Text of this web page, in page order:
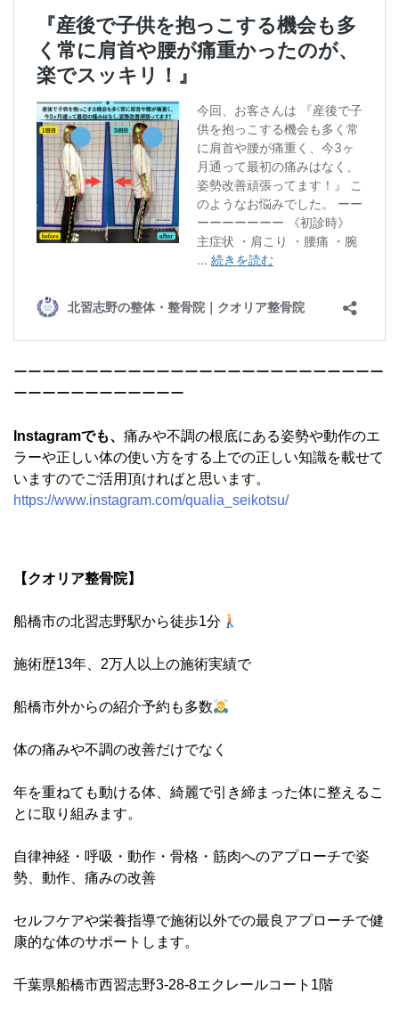
ーーーーーーーーーーーーーーーーーーーーーーーーーー
ーーーーーーーーーーーー
Instagramでも、 痛みや不調の根底にある姿勢や動作のエ
ラーや正しい体の使い方をする上での正しい知識を載せて
いますのでご活用頂ければと思います。
https://www.instagram.com/qualia_seikotsu/
【クオリア整骨院】
船橋市の北習志野駅から徒歩1分
施術歴13年、2万人以上の施術実績で
船橋市外からの紹介予約も多数
体の痛みや不調の改善だけでなく
年を重ねても動ける体、綺麗で引き締まった体に整えるこ
とに取り組みます。
自律神経・呼吸・動作・骨格・筋肉へのアプローチで姿
勢、動作、痛みの改善
セルフケアや栄養指導で施術以外での最良アプローチで健
康的な体のサポートします。
千葉県船橋市西習志野3-28-8エクレールコート1階